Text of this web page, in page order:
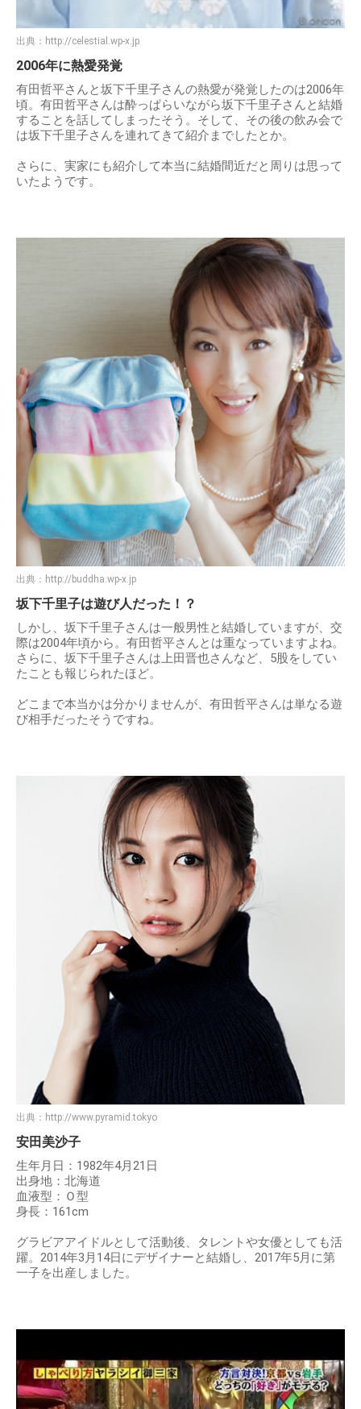
出典： http://celestial.wp-x.jp
2006年に熱愛発覚
有田哲平さんと坂下千里子さんの熱愛が発覚したのは2006年
頃。有田哲平さんは酔っぱらいながら坂下千里子さんと結婚
することを話してしまったそう。そして、その後の飲み会で
は坂下千里子さんを連れてきて紹介までしたとか。
さらに、実家にも紹介して本当に結婚間近だと周りは思って
いたようです。
出典： http://buddha.wp-x.jp
坂下千里子は遊び人だった！？
しかし、坂下千里子さんは一般男性と結婚していますが、交
際は2004年頃から。有田哲平さんとは重なっていますよね。
さらに、坂下千里子さんは上田晋也さんなど、5股をしてい
たことも報じられたほど。
どこまで本当かは分かりませんが、有田哲平さんは単なる遊
び相手だったそうですね。
出典： http://www.pyramid.tokyo
安田美沙子
生年月日：1982年4月21日
出身地：北海道
血液型：Ｏ型
身長：161cm
グラビアアイドルとして活動後、タレントや女優としても活
躍。2014年3月14日にデザイナーと結婚し、2017年5月に第
一子を出産しました。